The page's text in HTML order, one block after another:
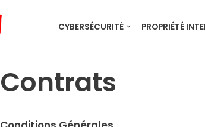
CYBERSÉCURITÉ PROPRIÉTÉ
Contrats